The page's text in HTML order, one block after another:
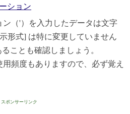
ン（'）を入力したデータは文字
形式] は特に変更していません
ことも確認しましょう。
頻度もありますので、必ず覚え
スポンサーリンク